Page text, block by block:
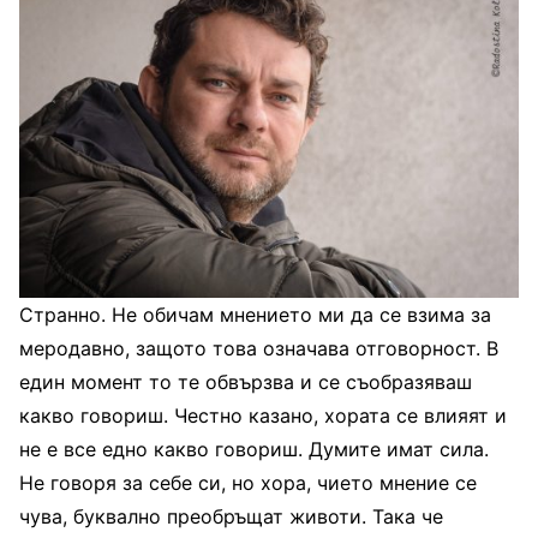
Странно. Не обичам мнението ми да се взима за
меродавно, защото това означава отговорност. В
един момент то те обвързва и се съобразяваш
какво говориш. Честно казано, хората се влияят и
не е все едно какво говориш. Думите имат сила.
Не говоря за себе си, но хора, чието мнение се
чува, буквално преобръщат животи. Така че